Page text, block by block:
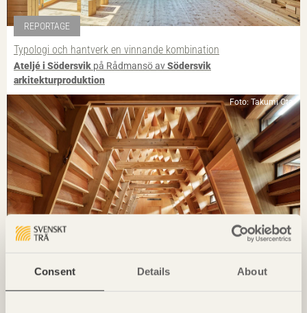
Consent Details About
REPORTAGE
Typologi och hantverk en vinnande kombination
Ateljé i Södersvik på Rådmansö avSödersvik
arkitekturproduktion
Foto: Takumi Ota